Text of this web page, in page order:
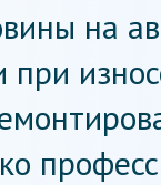
на